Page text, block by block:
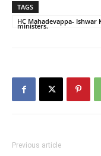
TAGS
HC Mahadevappa-
ministers.
Previous article